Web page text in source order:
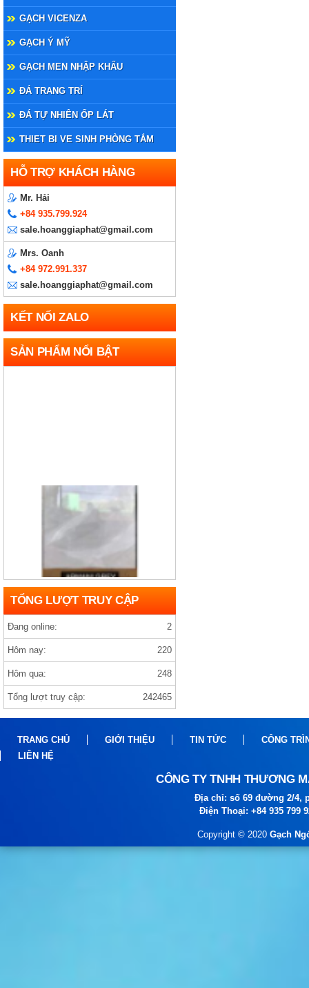
GẠCH VICENZA
GẠCH Ý MỸ
GẠCH MEN NHẬP KHẨU
ĐÁ TRANG TRÍ
ĐÁ TỰ NHIÊN ỐP LÁT
THIET BI VE SINH PHÒNG TẮM
HỖ TRỢ KHÁCH HÀNG
Mr. Hải
+84 935.799.924
sale.hoanggiaphat@gmail.com
Mrs. Oanh
+84 972.991.337
sale.hoanggiaphat@gmail.com
KẾT NỐI ZALO
SẢN PHẨM NỔI BẬT
Gạch india D1200×1200 ARMANY GREY
Gạch india 1000×1000 ANVI BIANCO
TỔNG LƯỢT TRUY CẬP
Đang online: 2
Hôm nay: 220
Hôm qua: 248
Tổng lượt truy cập: 242465
TRANG CHỦ GIỚI THIỆU TIN TỨC
CÔNG
LIÊN HỆ
CÔNG TY TNHH THƯƠNG
Địa chỉ: số 69 đường 2/4,
Điện Thoại: +84 935 799
Copyright © 2020 Gạch